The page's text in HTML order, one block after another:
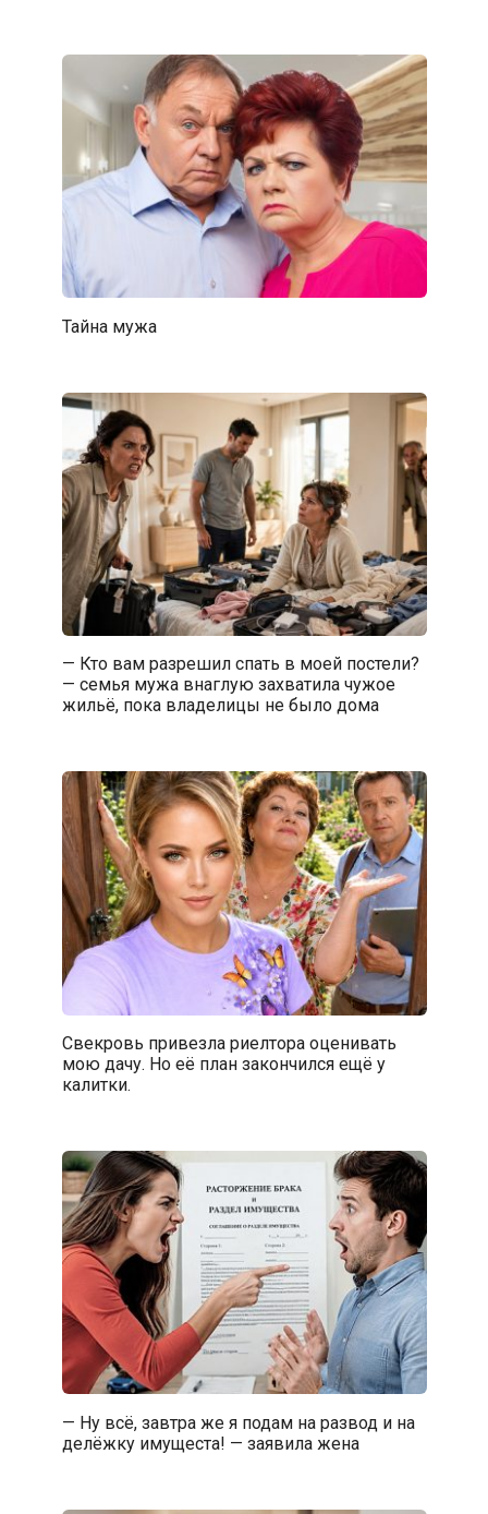
Тайна мужа
— Кто вам разрешил спать в моей постели?
— семья мужа внаглую захватила чужое
жильё, пока владелицы не было дома
Свекровь привезла риелтора оценивать
мою дачу. Но её план закончился ещё у
калитки.
— Ну всё, завтра же я подам на развод и на
делёжку имущеста! — заявила жена